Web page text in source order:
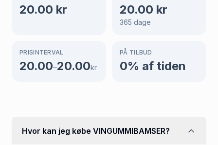
20.00 kr 20.00 kr
365 dage
PRISINTERVAL
20.00–20.00kr
PÅ TILBUD
0% af tiden
Hvor kan jeg købe VINGUMMIBAMSER?